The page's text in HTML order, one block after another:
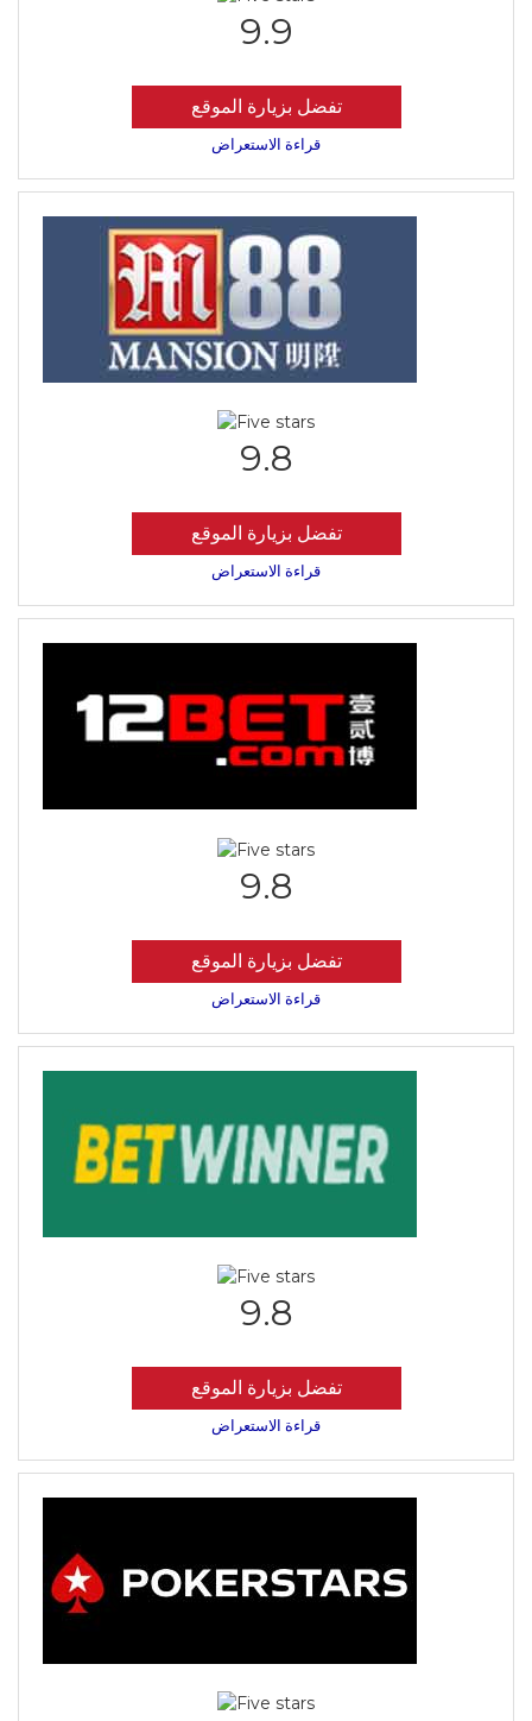
9.9
تفضل بزيارة الموقع
قراءة الاستعراض
9.8
تفضل بزيارة الموقع
قراءة الاستعراض
9.8
تفضل بزيارة الموقع
قراءة الاستعراض
9.8
تفضل بزيارة الموقع
قراءة الاستعراض